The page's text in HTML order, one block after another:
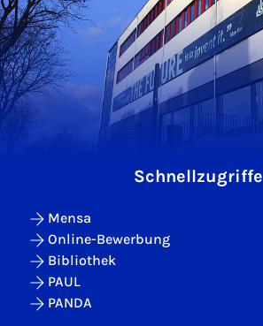
Schnellzugriffe
Mensa
Online-Bewerbung
Bibliothek
PAUL
PANDA